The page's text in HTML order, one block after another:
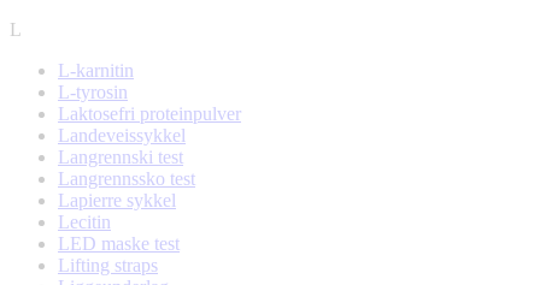
L
L-karnitin
L-tyrosin
Laktosefri proteinpulver
Landeveissykkel
Langrennski test
Langrennssko test
Lapierre sykkel
Lecitin
LED maske test
Lifting straps